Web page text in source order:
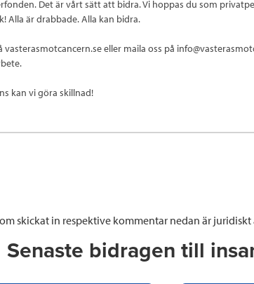
Det är vårt sätt att bidra. Vi hoppas du som
Alla är drabbade. Alla kan bidra.
vasterasmotcancern.se eller maila oss på
kan vi göra skillnad!
skickat in respektive kommentar nedan är
Senaste bidragen till